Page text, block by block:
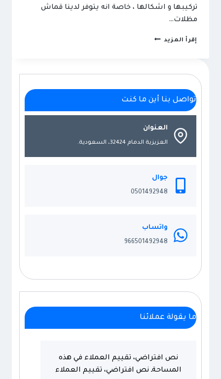
تركيبها و اشكالها ، خاصة انه يتوفر لدينا قماش
مظلات…
إقرأ المزيدمظلات
0501492948
مظله
بدون
اعمده
الخبر
مظلات
معلقة
تواصل بنا أين ما كنت
العنوان
العزيزية الدمام 32424، السعودية.
جوال
0501492948
واتساب
966501492948
ما يقولة عملائنا
نص افتراضي، تقييم العملاء في هذه
المساحةـ نص افتراضي، تقييم العملاء